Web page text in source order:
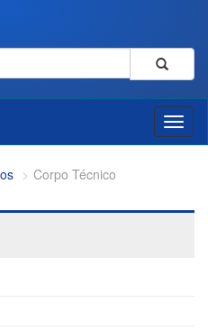
Corpo Técnico